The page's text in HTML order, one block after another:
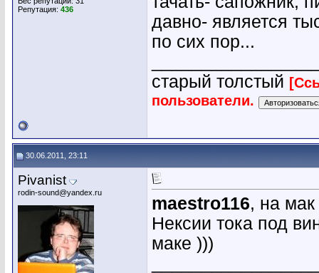
Репутация: 436
давно- является
по сих пор...
старый толстый
пользователи.
30.06.2011, 23:11
Pivanist
rodin-sound@yandex.ru
maestro116, на
Нексии тока под
маке )))